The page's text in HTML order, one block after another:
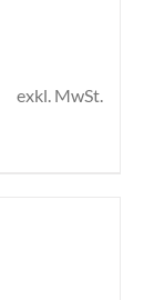
exkl. MwSt.